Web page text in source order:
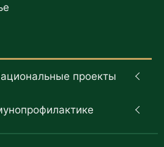
проекты